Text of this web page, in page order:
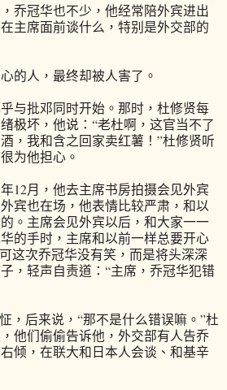
冠华也不少，他经常陪外宾进出
主席面前谈什么，特别是外交部的
人，最终却被人害了。
批邓同时开始。那时，杜修贤每
极坏，他说：“老杜啊，这官当不了
，我和含之回家卖红薯！”杜修贤听
为他担心。
月，他去主席书房拍摄会见外宾
宾也在场，他表情比较严肃，和以
。主席会见外宾以后，和大家一一
的手时，主席和以前一样总要开心
这次乔冠华没有笑，而是将头深深
，轻声自责道：“主席，乔冠华犯错
后来说，“那不是什么错误嘛。”杜
他们偷偷告诉他，外交部有人告乔
倾，在联大和日本人会谈、和基辛